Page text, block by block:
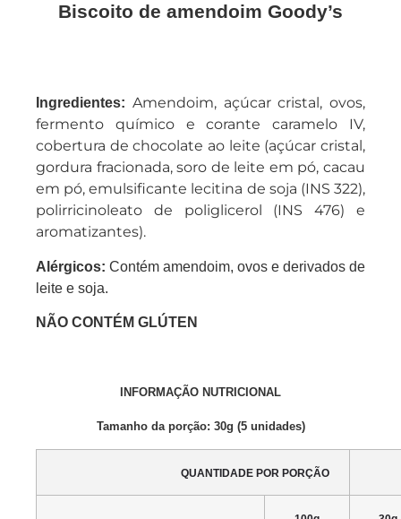
Biscoito de amendoim Goody’s
Ingredientes: Amendoim, açúcar cristal, ovos,
fermento químico e corante caramelo IV,
cobertura de chocolate ao leite (açúcar cristal,
gordura fracionada, soro de leite em pó, cacau
em pó, emulsificante lecitina de soja (INS 322),
polirricinoleato de poliglicerol (INS 476) e
aromatizantes).
Alérgicos: Contém amendoim, ovos e derivados de
leite e soja.
NÃO CONTÉM GLÚTEN
INFORMAÇÃO NUTRICIONAL
Tamanho da porção: 30g (5 unidades)
QUANTIDADE POR PORÇÃO